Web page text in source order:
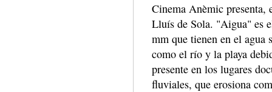
Cinema Anèmic presenta,
Lluís de Sola. "Aigua" es
mm que tienen en el agua
como el río y la playa
presente en los lugares
fluviales, que erosiona